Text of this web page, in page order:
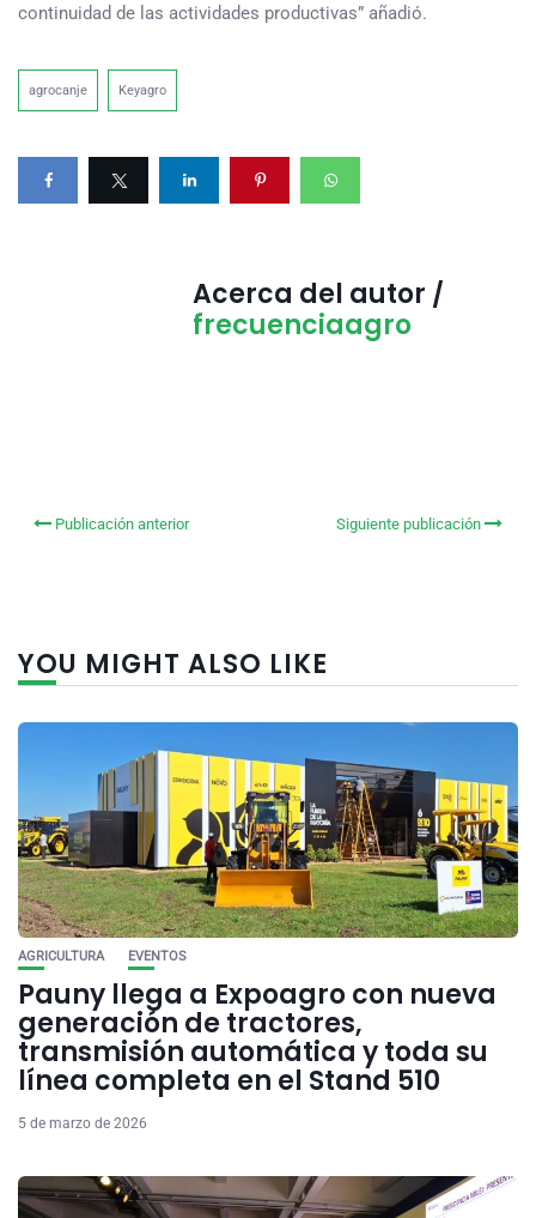
continuidad de las actividades productivas” añadió.
agrocanje Keyagro
Acerca del autor /
frecuenciaagro
Publicación anterior Siguiente publicación
YOU MIGHT ALSO LIKE
AGRICULTURA EVENTOS
Pauny llega a Expoagro con nueva
generación de tractores,
transmisión automática y toda su
línea completa en el Stand 510
5 de marzo de 2026